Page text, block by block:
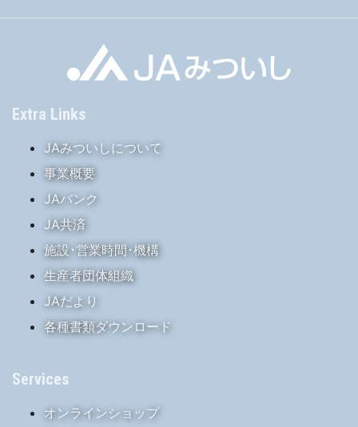
Extra Links
JAみついしについて
事業概要
JAバンク
JA共済
施設･営業時間･機構
生産者団体組織
JAだより
各種書類ダウンロード
Services
オンラインショップ